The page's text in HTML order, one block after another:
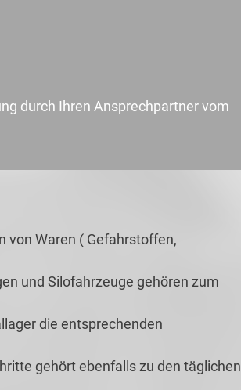
durch Ihren Ansprechpartner vom
von Waren ( Gefahrstoffen,
und Silofahrzeuge gehören zum
die entsprechenden
gehört ebenfalls zu den täglichen